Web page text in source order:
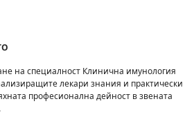
на специалност Клинична имунология
лекари знания и практически
професионална дейност в звената